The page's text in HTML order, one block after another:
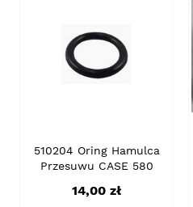
510204 Oring Hamulca
Przesuwu CASE 580
Cena
14,00 zł